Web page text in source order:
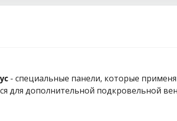
- специальные панели, которые
для дополнительной подкровельной